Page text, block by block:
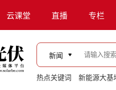
云课堂 直播 专栏
新闻
热点关键词 新能源大基